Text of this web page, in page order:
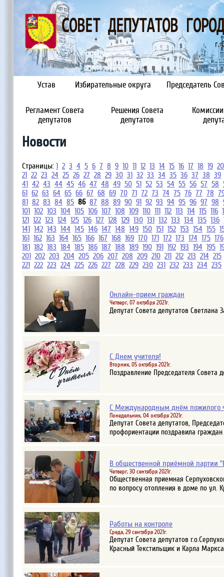
Устав Избирательные округа Председатель
Регламент Совета
депутатов
Решения Совета
депутатов
Новости
Страницы: 1 2 3 4 5 6 7 8 9 10 11 12 13 14 15 16 17 18 19 20
21 22 23 24 25 26 27 28 29 30 31 32 33 34 35 36 37 38 39
41 42 43 44 45 46 47 48 49 50 51 52 53 54 55 56 57 58
61 62 63 64 65 66 67 68 69 70 71 72 73 74 75 76 77 78
81 82 83 84 85 86 87 88 89 90 91 92 93 94 95 96 97 98
101 102 103 104 105 106 107 108 109 110 111 112 113 114 115 116
121 122 123 124 125 126 127 128 129 130 131 132 133 134 135 136
141 142 143 144 145 146 147 148 149 150 151 152 153 154 155
161 162 163 164 165 166 167 168 169 170 171 172 173 174 175 176
181 182 183 184 185 186 187 188 189 190 191 192 193 194 195
201 202 203 204 205 206 207 208 209 210 211 212 213 214 215
221 222 223 224 225 226 227 228 229 230 231 232 233 234 235
Онлайн-прием граждан
Четверг, 07 октября 2021г.
Депутат Совета депутатов
С Днем учителя!
Вторник, 05 октября 2021г.
Поздравление Председателя Совета
С Международным днём пожилого
Понедельник, 04 октября 2021г.
Депутат Совета депутатов,
профориентации поздравила
В общественной приёмной партии
Четверг, 30 сентября 2021г.
Общественная приемная
по вопросу отопления в доме по ул.
Работы на контроле
Среда, 29 сентября 2021г.
Депутат Совета депутатов
Красный Текстильщик и Карла